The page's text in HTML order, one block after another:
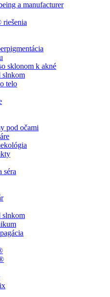
a manufacturer
riešenia
sklonom k ​​akné
slnkom
telo
pod očami
séra
slnkom